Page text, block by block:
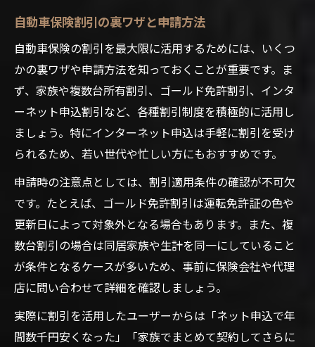
自動車保険割引の裏ワザと申請方法
自動車保険の割引を最大限に活用するためには、いくつ
かの裏ワザや申請方法を知っておくことが重要です。ま
ず、家族や複数台所有割引、ゴールド免許割引、インタ
ーネット申込割引など、各種割引制度を積極的に活用し
ましょう。特にインターネット申込は手軽に割引を受け
られるため、若い世代や忙しい方にもおすすめです。
申請時の注意点としては、割引適用条件の確認が不可欠
です。たとえば、ゴールド免許割引は運転免許証の色や
更新日によって対象外となる場合もあります。また、複
数台割引の場合は同居家族や生計を同一にしていること
が条件となるケースが多いため、事前に保険会社や代理
店に問い合わせて詳細を確認しましょう。
実際に割引を活用したユーザーからは「ネット申込で年
間数千円安くなった」「家族でまとめて契約してさらに